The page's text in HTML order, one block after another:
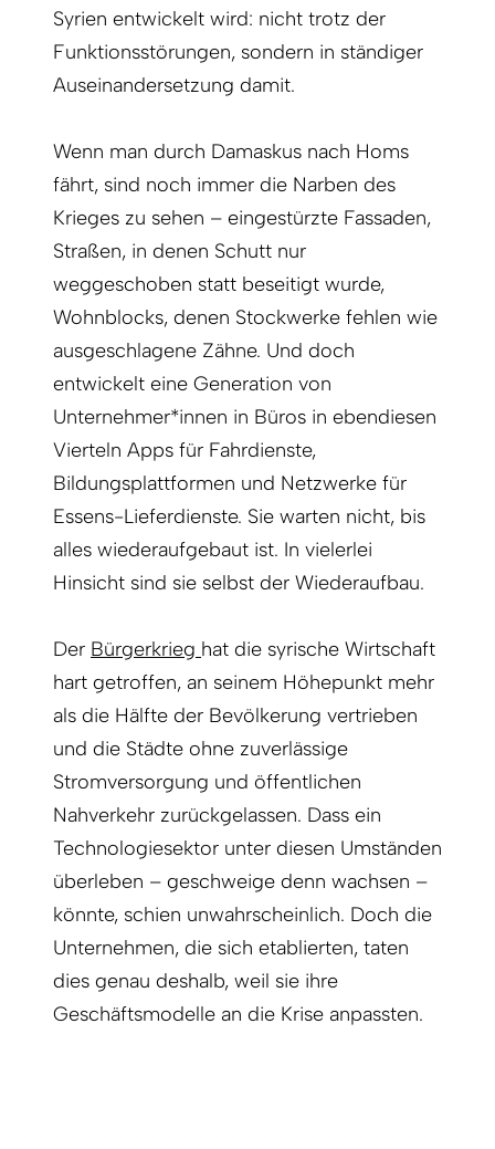
Syrien entwickelt wird: nicht trotz der
Funktionsstörungen, sondern in ständiger
Auseinandersetzung damit.
Wenn man durch Damaskus nach Homs
fährt, sind noch immer die Narben des
Krieges zu sehen – eingestürzte Fassaden,
Straßen, in denen Schutt nur
weggeschoben statt beseitigt wurde,
Wohnblocks, denen Stockwerke fehlen wie
ausgeschlagene Zähne. Und doch
entwickelt eine Generation von
Unternehmer*innen in Büros in ebendiesen
Vierteln Apps für Fahrdienste,
Bildungsplattformen und Netzwerke für
Essens-Lieferdienste. Sie warten nicht, bis
alles wiederaufgebaut ist. In vielerlei
Hinsicht sind sie selbst der Wiederaufbau.
Der Bürgerkrieg hat die syrische Wirtschaft
hart getroffen, an seinem Höhepunkt mehr
als die Hälfte der Bevölkerung vertrieben
und die Städte ohne zuverlässige
Stromversorgung und öffentlichen
Nahverkehr zurückgelassen. Dass ein
Technologiesektor unter diesen Umständen
überleben – geschweige denn wachsen –
könnte, schien unwahrscheinlich. Doch die
Unternehmen, die sich etablierten, taten
dies genau deshalb, weil sie ihre
Geschäftsmodelle an die Krise anpassten.